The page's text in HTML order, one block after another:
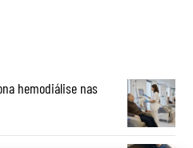
hemodiálise nas